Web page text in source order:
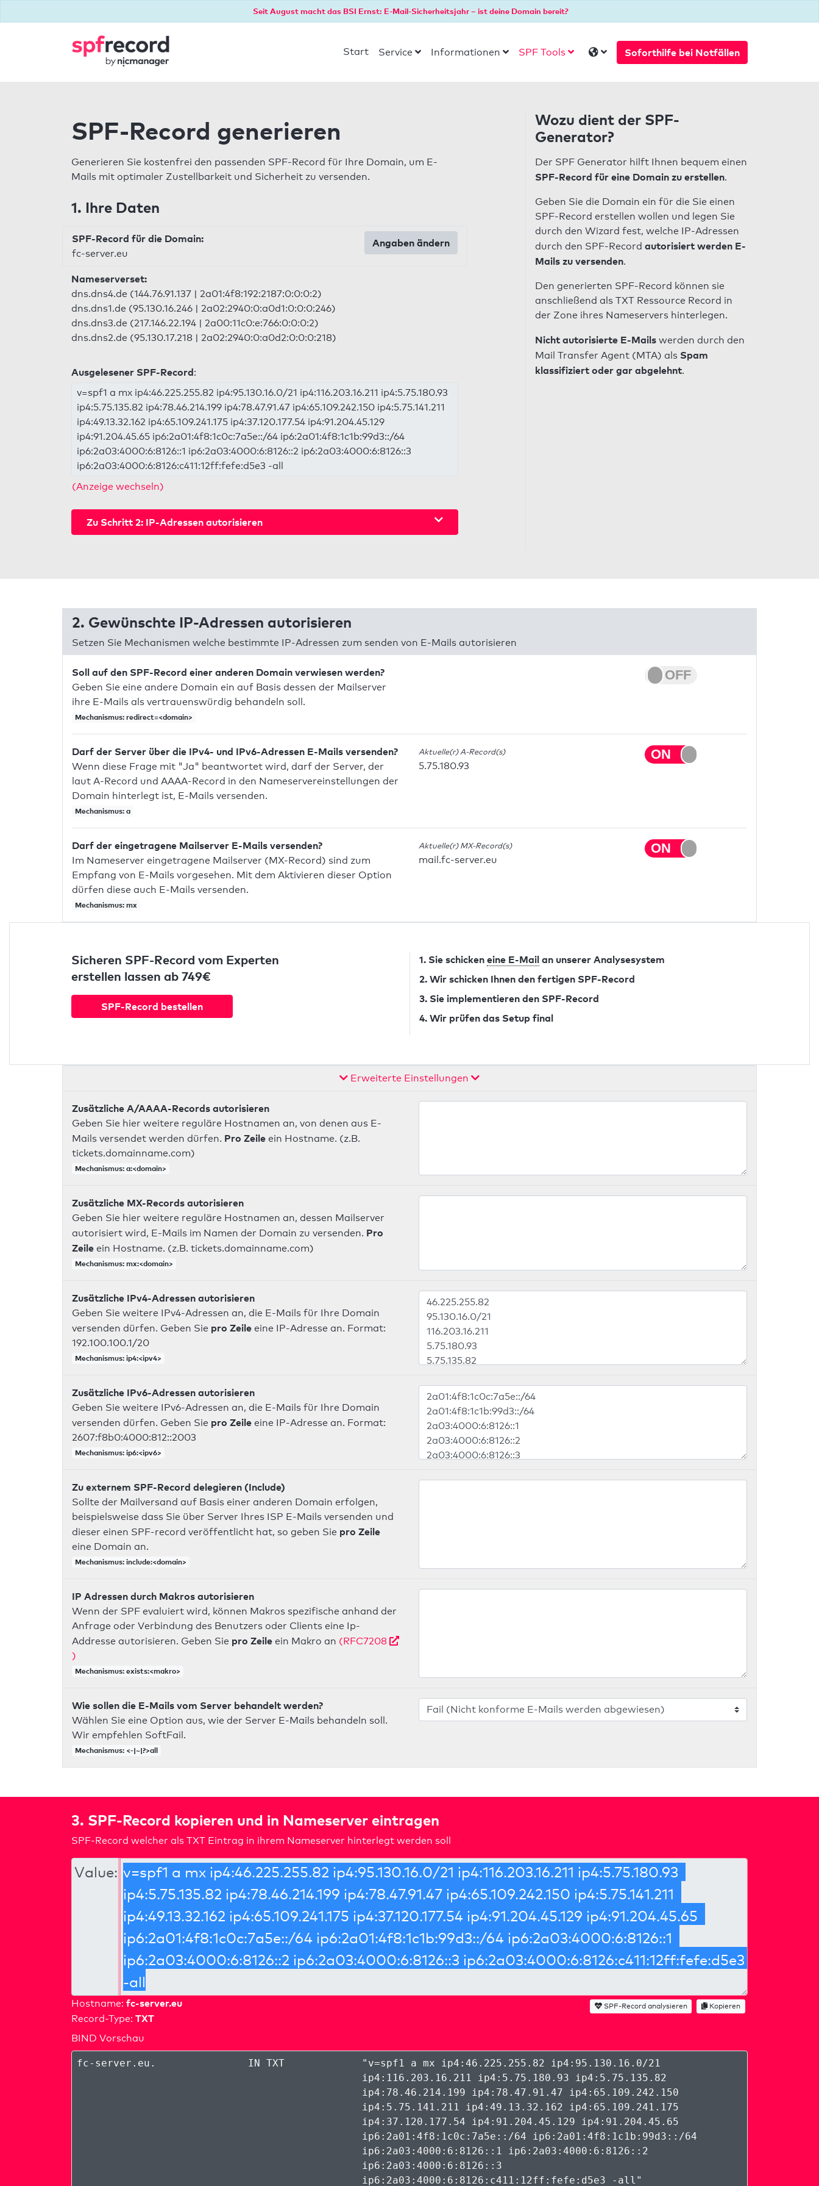
Seit August macht das BSI Ernst: E-Mail-Sicherheitsjahr – ist deine Domain bereit?
Start Service Informationen SPF Tools Soforthilfe bei Notfällen
SPF-Record generieren
Generieren Sie kostenfrei den passenden SPF-Record für Ihre Domain, um E-
Mails mit optimaler Zustellbarkeit und Sicherheit zu versenden.
1. Ihre Daten
SPF-Record für die Domain:
fc-server.eu
Angaben ändern
Nameserverset:
dns.dns4.de (144.76.91.137 | 2a01:4f8:192:2187:0:0:0:2)
dns.dns1.de (95.130.16.246 | 2a02:2940:0:a0d1:0:0:0:246)
dns.dns3.de (217.146.22.194 | 2a00:11c0:e:766:0:0:0:2)
dns.dns2.de (95.130.17.218 | 2a02:2940:0:a0d2:0:0:0:218)
Ausgelesener SPF-Record:
v=spf1 a mx ip4:46.225.255.82 ip4:95.130.16.0/21 ip4:116.203.16.211 ip4:5.75.180.93
ip4:5.75.135.82 ip4:78.46.214.199 ip4:78.47.91.47 ip4:65.109.242.150 ip4:5.75.141.211
ip4:49.13.32.162 ip4:65.109.241.175 ip4:37.120.177.54 ip4:91.204.45.129
ip4:91.204.45.65 ip6:2a01:4f8:1c0c:7a5e::/64 ip6:2a01:4f8:1c1b:99d3::/64
ip6:2a03:4000:6:8126::1 ip6:2a03:4000:6:8126::2 ip6:2a03:4000:6:8126::3
ip6:2a03:4000:6:8126:c411:12ff:fefe:d5e3 -all
(Anzeige wechseln)
Zu Schritt 2: IP-Adressen autorisieren
Wozu dient der SPF-
Generator?
Der SPF Generator hilft Ihnen bequem einen
SPF-Record für eine Domain zu erstellen.
Geben Sie die Domain ein für die Sie einen
SPF-Record erstellen wollen und legen Sie
durch den Wizard fest, welche IP-Adressen
durch den SPF-Record autorisiert werden E-
Mails zu versenden.
Den generierten SPF-Record können sie
anschließend als TXT Ressource Record in
der Zone ihres Nameservers hinterlegen.
Nicht autorisierte E-Mails werden durch den
Mail Transfer Agent (MTA) als Spam
klassifiziert oder gar abgelehnt.
2. Gewünschte IP-Adressen autorisieren
Setzen Sie Mechanismen welche bestimmte IP-Adressen zum senden von E-Mails autorisieren
Soll auf den SPF-Record einer anderen Domain verwiesen werden?
Geben Sie eine andere Domain ein auf Basis dessen der Mailserver
ihre E-Mails als vertrauenswürdig behandeln soll.
Mechanismus: redirect=<domain>
Darf der Server über die IPv4- und IPv6-Adressen E-Mails versenden?
Wenn diese Frage mit "Ja" beantwortet wird, darf der Server, der
laut A-Record und AAAA-Record in den Nameservereinstellungen der
Domain hinterlegt ist, E-Mails versenden.
Mechanismus: a
Aktuelle(r) A-Record(s)
5.75.180.93
Darf der eingetragene Mailserver E-Mails versenden?
Im Nameserver eingetragene Mailserver (MX-Record) sind zum
Empfang von E-Mails vorgesehen. Mit dem Aktivieren dieser Option
dürfen diese auch E-Mails versenden.
Mechanismus: mx
Aktuelle(r) MX-Record(s)
mail.fc-server.eu
Sicheren SPF-Record vom Experten
erstellen lassen ab 749€
SPF-Record bestellen
1. Sie schicken eine E-Mail an unserer Analysesystem
2. Wir schicken Ihnen den fertigen SPF-Record
3. Sie implementieren den SPF-Record
4. Wir prüfen das Setup final
Erweiterte Einstellungen
Zusätzliche A/AAAA-Records autorisieren
Geben Sie hier weitere reguläre Hostnamen an, von denen aus E-
Mails versendet werden dürfen. Pro Zeile ein Hostname. (z.B.
tickets.domainname.com)
Mechanismus: a:<domain>
Zusätzliche MX-Records autorisieren
Geben Sie hier weitere reguläre Hostnamen an, dessen Mailserver
autorisiert wird, E-Mails im Namen der Domain zu versenden. Pro
Zeile ein Hostname. (z.B. tickets.domainname.com)
Mechanismus: mx:<domain>
Zusätzliche IPv4-Adressen autorisieren
Geben Sie weitere IPv4-Adressen an, die E-Mails für Ihre Domain
versenden dürfen. Geben Sie pro Zeile eine IP-Adresse an. Format:
192.100.100.1/20
Mechanismus: ip4:<ipv4>
Zusätzliche IPv6-Adressen autorisieren
Geben Sie weitere IPv6-Adressen an, die E-Mails für Ihre Domain
versenden dürfen. Geben Sie pro Zeile eine IP-Adresse an. Format:
2607:f8b0:4000:812::2003
Mechanismus: ip6:<ipv6>
Zu externem SPF-Record delegieren (Include)
Sollte der Mailversand auf Basis einer anderen Domain erfolgen,
beispielsweise dass Sie über Server Ihres ISP E-Mails versenden und
dieser einen SPF-record veröffentlicht hat, so geben Sie pro Zeile
eine Domain an.
Mechanismus: include:<domain>
IP Adressen durch Makros autorisieren
Wenn der SPF evaluiert wird, können Makros spezifische anhand der
Anfrage oder Verbindung des Benutzers oder Clients eine Ip-
Addresse autorisieren. Geben Sie pro Zeile ein Makro an (RFC7208
)
Mechanismus: exists:<makro>
Wie sollen die E-Mails vom Server behandelt werden?
Wählen Sie eine Option aus, wie der Server E-Mails behandeln soll.
Wir empfehlen SoftFail.
Mechanismus: <-|~|?>all
3. SPF-Record kopieren und in Nameserver eintragen
SPF-Record welcher als TXT Eintrag in ihrem Nameserver hinterlegt werden soll
Value:
Hostname: fc-server.eu
Record-Type: TXT
SPF-Record analysieren Kopieren
BIND Vorschau
fc-server.eu . IN TXT " v=spf1 a mx ip4:46.225.255.82 ip4:95.130.16.0/21
ip4:116.203.16.211 ip4:5.75.180.93 ip4:5.75.135.82
ip4:78.46.214.199 ip4:78.47.91.47 ip4:65.109.242.150
ip4:5.75.141.211 ip4:49.13.32.162 ip4:65.109.241.175
ip4:37.120.177.54 ip4:91.204.45.129 ip4:91.204.45.65
ip6:2a01:4f8:1c0c:7a5e::/64 ip6:2a01:4f8:1c1b:99d3::/64
ip6:2a03:4000:6:8126::1 ip6:2a03:4000:6:8126::2
ip6:2a03:4000:6:8126::3
ip6:2a03:4000:6:8126:c411:12ff:fefe:d5e3 -all "